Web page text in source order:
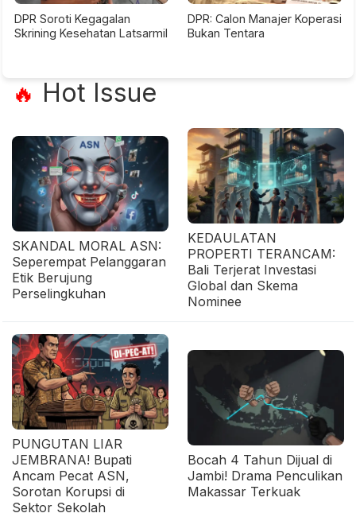
DPR Soroti Kegagalan
Skrining Kesehatan Latsarmil
DPR: Calon Manajer Koperasi
Bukan Tentara
🔥 Hot Issue
SKANDAL MORAL ASN:
Seperempat Pelanggaran
Etik Berujung
Perselingkuhan
KEDAULATAN
PROPERTI TERANCAM:
Bali Terjerat Investasi
Global dan Skema
Nominee
PUNGUTAN LIAR
JEMBRANA! Bupati
Ancam Pecat ASN,
Sorotan Korupsi di
Sektor Sekolah
Bocah 4 Tahun Dijual di
Jambi! Drama Penculikan
Makassar Terkuak